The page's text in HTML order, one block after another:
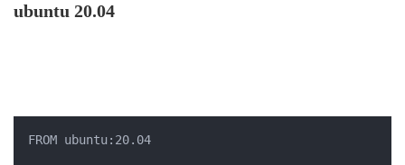
ubuntu 20.04
FROM ubuntu:20.04